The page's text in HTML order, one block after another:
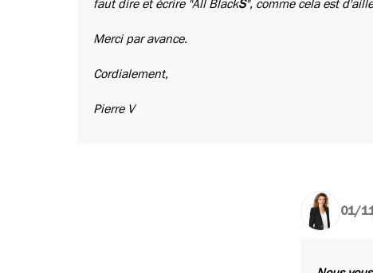
faut dire et écrire "All BlackS", comme cela est
Merci par avance.
Cordialement,
Pierre V
01/